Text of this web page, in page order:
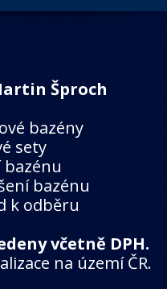
Šproch
bazény
sety
bazénu
bazénu
k odběru
včetně DPH.
na území ČR.